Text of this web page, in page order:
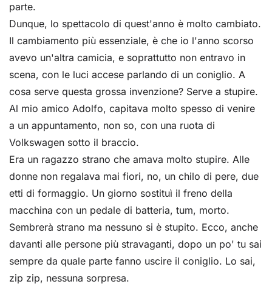
parte.
Dunque, lo spettacolo di quest'anno è molto cambiato.
Il cambiamento più essenziale, è che io l'anno scorso
avevo un'altra camicia, e soprattutto non entravo in
scena, con le luci accese parlando di un coniglio. A
cosa serve questa grossa invenzione? Serve a stupire.
Al mio amico Adolfo, capitava molto spesso di venire
a un appuntamento, non so, con una ruota di
Volkswagen sotto il braccio.
Era un ragazzo strano che amava molto stupire. Alle
donne non regalava mai fiori, no, un chilo di pere, due
etti di formaggio. Un giorno sostituì il freno della
macchina con un pedale di batteria, tum, morto.
Sembrerà strano ma nessuno si è stupito. Ecco, anche
davanti alle persone più stravaganti, dopo un po' tu sai
sempre da quale parte fanno uscire il coniglio. Lo sai,
zip zip, nessuna sorpresa.